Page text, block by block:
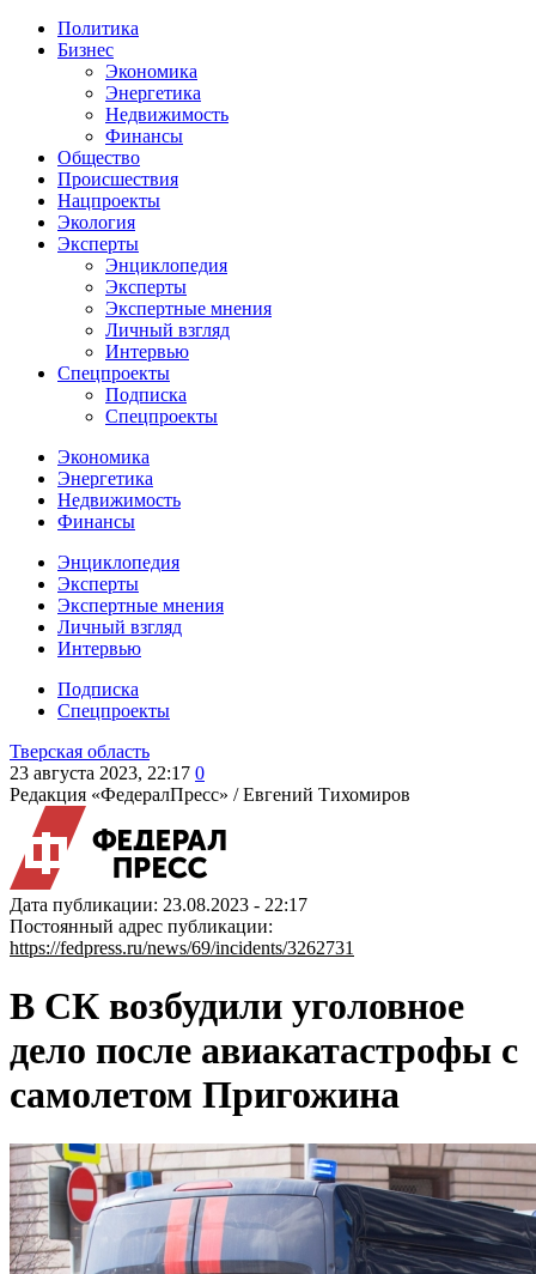
Политика
Бизнес
Экономика
Энергетика
Недвижимость
Финансы
Общество
Происшествия
Нацпроекты
Экология
Эксперты
Энциклопедия
Эксперты
Экспертные мнения
Личный взгляд
Интервью
Спецпроекты
Подписка
Спецпроекты
Экономика
Энергетика
Недвижимость
Финансы
Энциклопедия
Эксперты
Экспертные мнения
Личный взгляд
Интервью
Подписка
Спецпроекты
Тверская область
23 августа 2023, 22:17 0
Редакция «ФедералПресс» /Евгений Тихомиров
Дата публикации: 23.08.2023 - 22:17
Постоянный адрес публикации:
https://fedpress.ru/news/69/incidents/3262731
В СК возбудили уголовное
дело после авиакатастрофы с
самолетом Пригожина